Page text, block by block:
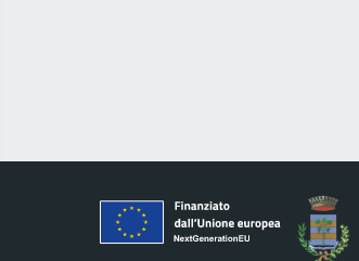
logo Unione Europea